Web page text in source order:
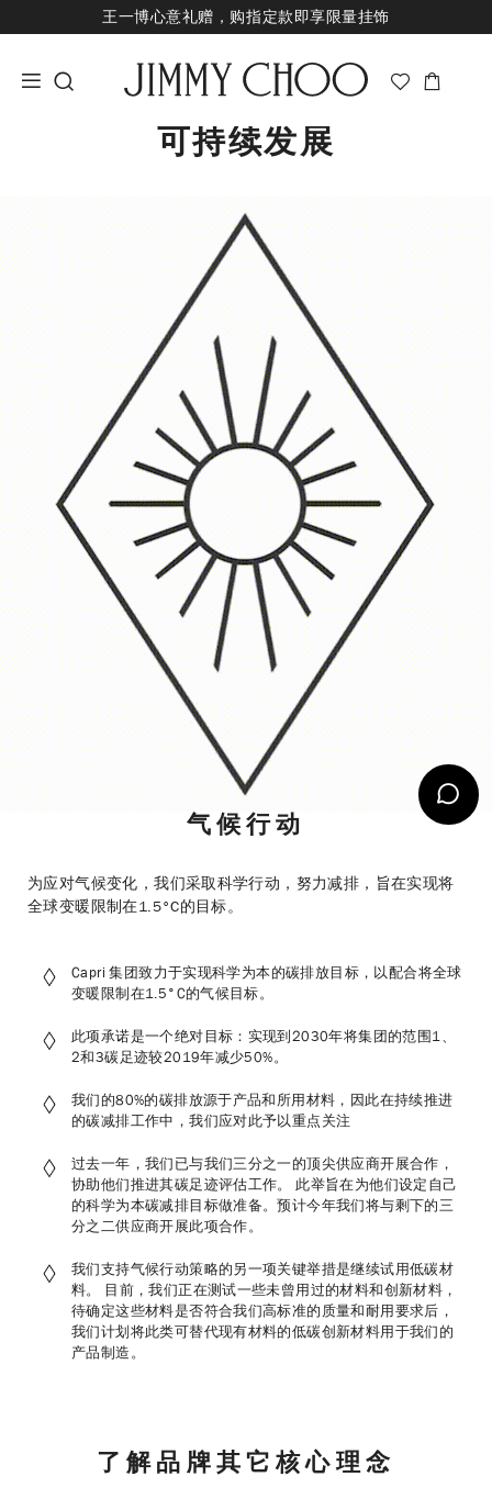
王一博心意礼赠，购指定款即享限量挂饰
新品上市，尊享至高24期免息
王一博心意礼赠，购指定款即享限量挂饰
可持续发展
气候行动
为应对气候变化，我们采取科学行动，努力减排，旨在实现将
全球变暖限制在1.5°C的目标。
Capri 集团致力于实现科学为本的碳排放目标，以配合将全球
变暖限制在1.5°C的气候目标。
此项承诺是一个绝对目标：实现到2030年将集团的范围1、
2和3碳足迹较2019年减少50%。
我们的80%的碳排放源于产品和所用材料，因此在持续推进
的碳减排工作中，我们应对此予以重点关注
过去一年，我们已与我们三分之一的顶尖供应商开展合作，
协助他们推进其碳足迹评估工作。 此举旨在为他们设定自己
的科学为本碳减排目标做准备。预计今年我们将与剩下的三
分之二供应商开展此项合作。
我们支持气候行动策略的另一项关键举措是继续试用低碳材
料。 目前，我们正在测试一些未曾用过的材料和创新材料，
待确定这些材料是否符合我们高标准的质量和耐用要求后，
我们计划将此类可替代现有材料的低碳创新材料用于我们的
产品制造。
了解品牌其它核心理念